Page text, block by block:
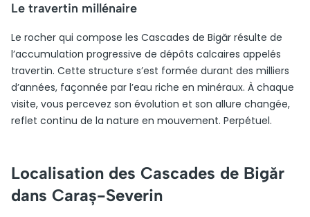
Le travertin millénaire
Le rocher qui compose les Cascades de Bigăr résulte de
l’accumulation progressive de dépôts calcaires appelés
travertin. Cette structure s’est formée durant des milliers
d’années, façonnée par l’eau riche en minéraux. À chaque
visite, vous percevez son évolution et son allure changée,
reflet continu de la nature en mouvement. Perpétuel.
Localisation des Cascades de Bigăr
dans Caraș-Severin